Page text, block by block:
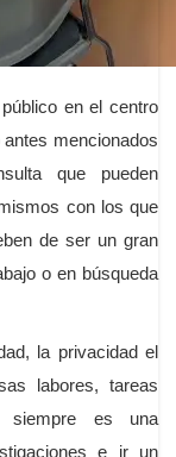
en el centro
mencionados
que pueden
con los que
de ser un gran
o en búsqueda
la privacidad el
labores, tareas
siempre es una
e ir un